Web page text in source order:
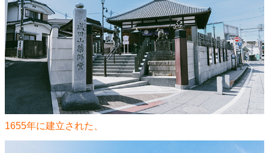
1655年に建立された、